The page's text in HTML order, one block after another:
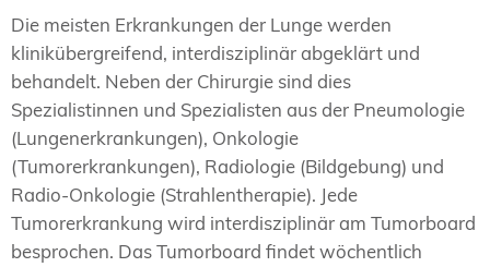
Die meisten Erkrankungen der Lunge werden
klinikübergreifend, interdisziplinär abgeklärt und
behandelt. Neben der Chirurgie sind dies
Spezialistinnen und Spezialisten aus der Pneumologie
(Lungenerkrankungen), Onkologie
(Tumorerkrankungen), Radiologie (Bildgebung) und
Radio-Onkologie (Strahlentherapie). Jede
Tumorerkrankung wird interdisziplinär am Tumorboard
besprochen. Das Tumorboard findet wöchentlich